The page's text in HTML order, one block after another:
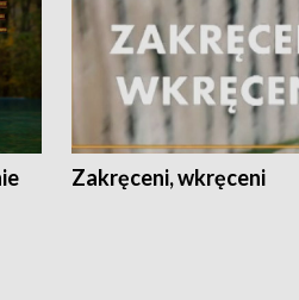
Zakręceni, wkręceni